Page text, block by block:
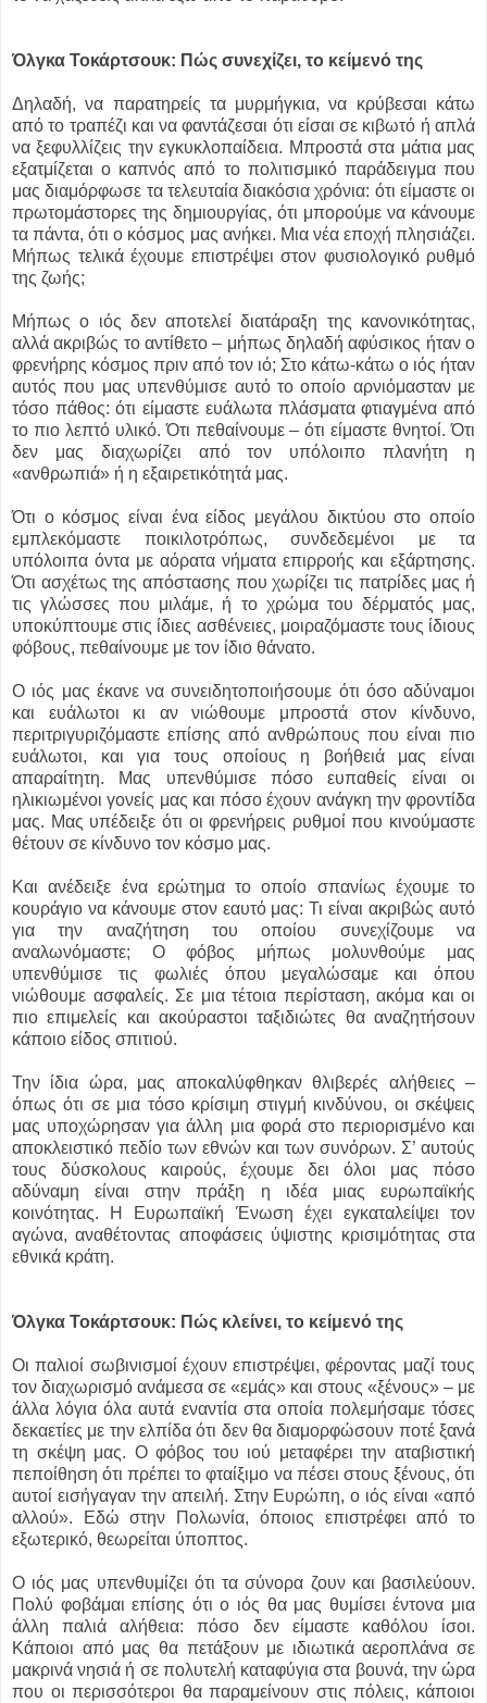
Όλγκα Τοκάρτσουκ: Πώς συνεχίζει, το κείμενό της
Δηλαδή, να παρατηρείς τα μυρμήγκια, να κρύβεσαι κάτω
από το τραπέζι και να φαντάζεσαι ότι είσαι σε κιβωτό ή απλά
να ξεφυλλίζεις την εγκυκλοπαίδεια. Μπροστά στα μάτια μας
εξατμίζεται ο καπνός από το πολιτισμικό παράδειγμα που
μας διαμόρφωσε τα τελευταία διακόσια χρόνια: ότι είμαστε οι
πρωτομάστορες της δημιουργίας, ότι μπορούμε να κάνουμε
τα πάντα, ότι ο κόσμος μας ανήκει. Μια νέα εποχή πλησιάζει.
Μήπως τελικά έχουμε επιστρέψει στον φυσιολογικό ρυθμό
της ζωής;
Μήπως ο ιός δεν αποτελεί διατάραξη της κανονικότητας,
αλλά ακριβώς το αντίθετο – μήπως δηλαδή αφύσικος ήταν ο
φρενήρης κόσμος πριν από τον ιό; Στο κάτω-κάτω ο ιός ήταν
αυτός που μας υπενθύμισε αυτό το οποίο αρνιόμασταν με
τόσο πάθος: ότι είμαστε ευάλωτα πλάσματα φτιαγμένα από
το πιο λεπτό υλικό. Ότι πεθαίνουμε – ότι είμαστε θνητοί. Ότι
δεν μας διαχωρίζει από τον υπόλοιπο πλανήτη η
«ανθρωπιά» ή η εξαιρετικότητά μας.
Ότι ο κόσμος είναι ένα είδος μεγάλου δικτύου στο οποίο
εμπλεκόμαστε ποικιλοτρόπως, συνδεδεμένοι με τα
υπόλοιπα όντα με αόρατα νήματα επιρροής και εξάρτησης.
Ότι ασχέτως της απόστασης που χωρίζει τις πατρίδες μας ή
τις γλώσσες που μιλάμε, ή το χρώμα του δέρματός μας,
υποκύπτουμε στις ίδιες ασθένειες, μοιραζόμαστε τους ίδιους
φόβους, πεθαίνουμε με τον ίδιο θάνατο.
Ο ιός μας έκανε να συνειδητοποιήσουμε ότι όσο αδύναμοι
και ευάλωτοι κι αν νιώθουμε μπροστά στον κίνδυνο,
περιτριγυριζόμαστε επίσης από ανθρώπους που είναι πιο
ευάλωτοι, και για τους οποίους η βοήθειά μας είναι
απαραίτητη. Μας υπενθύμισε πόσο ευπαθείς είναι οι
ηλικιωμένοι γονείς μας και πόσο έχουν ανάγκη την φροντίδα
μας. Μας υπέδειξε ότι οι φρενήρεις ρυθμοί που κινούμαστε
θέτουν σε κίνδυνο τον κόσμο μας.
Και ανέδειξε ένα ερώτημα το οποίο σπανίως έχουμε το
κουράγιο να κάνουμε στον εαυτό μας: Τι είναι ακριβώς αυτό
για την αναζήτηση του οποίου συνεχίζουμε να
αναλωνόμαστε; Ο φόβος μήπως μολυνθούμε μας
υπενθύμισε τις φωλιές όπου μεγαλώσαμε και όπου
νιώθουμε ασφαλείς. Σε μια τέτοια περίσταση, ακόμα και οι
πιο επιμελείς και ακούραστοι ταξιδιώτες θα αναζητήσουν
κάποιο είδος σπιτιού.
Την ίδια ώρα, μας αποκαλύφθηκαν θλιβερές αλήθειες –
όπως ότι σε μια τόσο κρίσιμη στιγμή κινδύνου, οι σκέψεις
μας υποχώρησαν για άλλη μια φορά στο περιορισμένο και
αποκλειστικό πεδίο των εθνών και των συνόρων. Σ’ αυτούς
τους δύσκολους καιρούς, έχουμε δει όλοι μας πόσο
αδύναμη είναι στην πράξη η ιδέα μιας ευρωπαϊκής
κοινότητας. Η Ευρωπαϊκή Ένωση έχει εγκαταλείψει τον
αγώνα, αναθέτοντας αποφάσεις ύψιστης κρισιμότητας στα
εθνικά κράτη.
Όλγκα Τοκάρτσουκ: Πώς κλείνει, το κείμενό της
Οι παλιοί σωβινισμοί έχουν επιστρέψει, φέροντας μαζί τους
τον διαχωρισμό ανάμεσα σε «εμάς» και στους «ξένους» – με
άλλα λόγια όλα αυτά εναντία στα οποία πολεμήσαμε τόσες
δεκαετίες με την ελπίδα ότι δεν θα διαμορφώσουν ποτέ ξανά
τη σκέψη μας. Ο φόβος του ιού μεταφέρει την αταβιστική
πεποίθηση ότι πρέπει το φταίξιμο να πέσει στους ξένους, ότι
αυτοί εισήγαγαν την απειλή. Στην Ευρώπη, ο ιός είναι «από
αλλού». Εδώ στην Πολωνία, όποιος επιστρέφει από το
εξωτερικό, θεωρείται ύποπτος.
Ο ιός μας υπενθυμίζει ότι τα σύνορα ζουν και βασιλεύουν.
Πολύ φοβάμαι επίσης ότι ο ιός θα μας θυμίσει έντονα μια
άλλη παλιά αλήθεια: πόσο δεν είμαστε καθόλου ίσοι.
Κάποιοι από μας θα πετάξουν με ιδιωτικά αεροπλάνα σε
μακρινά νησιά ή σε πολυτελή καταφύγια στα βουνά, την ώρα
που οι περισσότεροι θα παραμείνουν στις πόλεις, κάποιοι